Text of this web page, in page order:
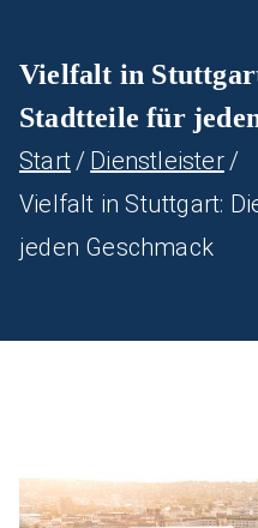
Vielfalt in
Stadtteile für
Start
Dienstleister
Vielfalt in Stuttgart:
jeden Geschmack